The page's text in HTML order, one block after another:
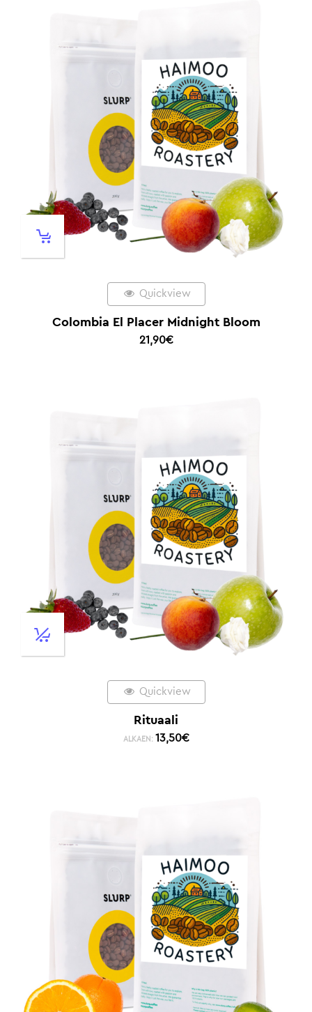
Quickview
Colombia El Placer Midnight Bloom
21,90€
Quickview
Rituaali
ALKAEN: 13,50€